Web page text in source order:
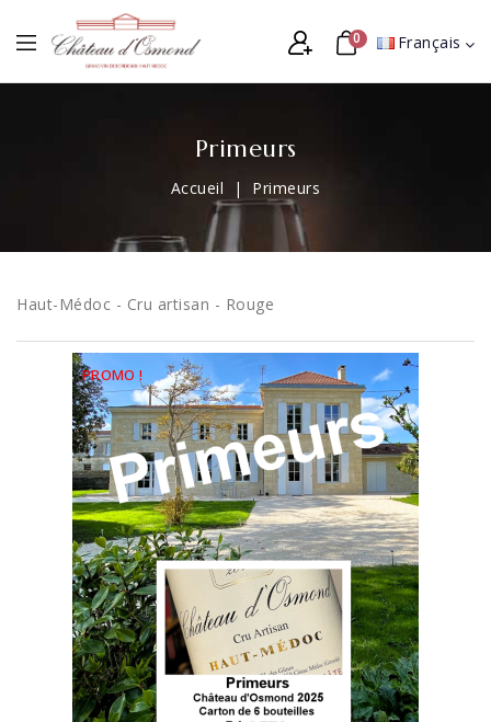
Français
0
Primeurs
Accueil Primeurs
Haut-Médoc - Cru artisan - Rouge
PROMO !